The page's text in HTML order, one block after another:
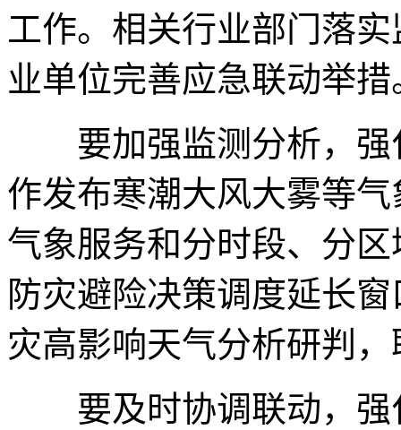
工作。相关行业部门落
业单位完善应急联动举措
要加强监测分析，强
作发布寒潮大风大雾等
气象服务和分时段、分
防灾避险决策调度延长
灾高影响天气分析研判
要及时协调联动，强